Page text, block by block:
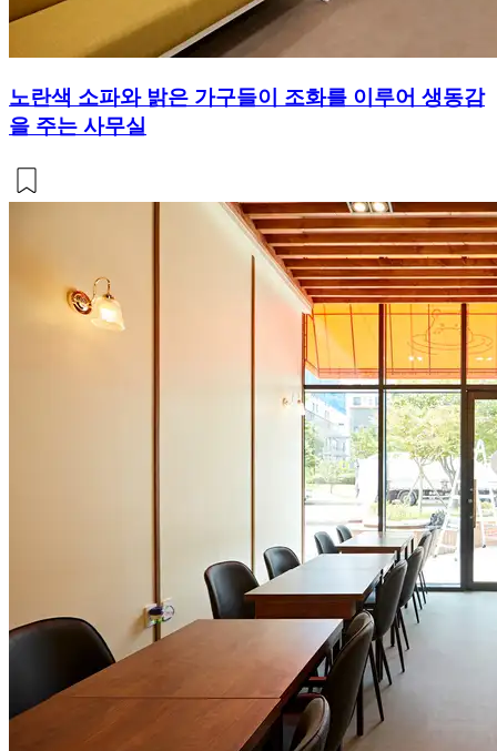
노란색 소파와 밝은 가구들이 조화를 이루어 생동감
을 주는 사무실